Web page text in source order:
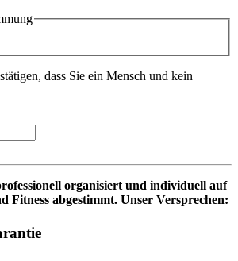
dass Sie ein Mensch und kein
organisiert und individuell auf
Fitness abgestimmt. Unser Versprechen: